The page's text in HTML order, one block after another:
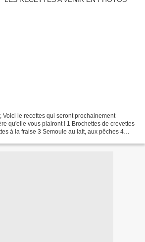
Voici le recettes qui seront prochainement
qu'elle vous plairont ! 1 Brochettes de crevettes
à la fraise 3 Semoule au lait, aux pêches 4